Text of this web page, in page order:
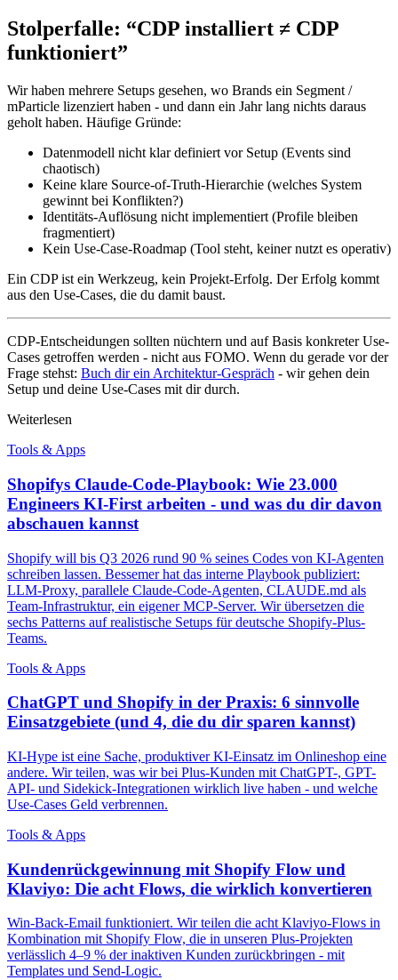
Stolperfalle: “CDP installiert ≠ CDP
funktioniert”
Wir haben mehrere Setups gesehen, wo Brands ein Segment /
mParticle lizenziert haben - und dann ein Jahr lang nichts daraus
geholt haben. Häufige Gründe:
Datenmodell nicht klar definiert vor Setup (Events sind
chaotisch)
Keine klare Source-of-Truth-Hierarchie (welches System
gewinnt bei Konflikten?)
Identitäts-Auflösung nicht implementiert (Profile bleiben
fragmentiert)
Kein Use-Case-Roadmap (Tool steht, keiner nutzt es operativ)
Ein CDP ist ein Werkzeug, kein Projekt-Erfolg. Der Erfolg kommt
aus den Use-Cases, die du damit baust.
CDP-Entscheidungen sollten nüchtern und auf Basis konkreter Use-
Cases getroffen werden - nicht aus FOMO. Wenn du gerade vor der
Frage stehst: Buch dir ein Architektur-Gespräch - wir gehen dein
Setup und deine Use-Cases mit dir durch.
Weiterlesen
Tools & Apps
Shopifys Claude-Code-Playbook: Wie 23.000
Engineers KI-First arbeiten - und was du dir davon
abschauen kannst
Shopify will bis Q3 2026 rund 90 % seines Codes von KI-Agenten
schreiben lassen. Bessemer hat das interne Playbook publiziert:
LLM-Proxy, parallele Claude-Code-Agenten, CLAUDE.md als
Team-Infrastruktur, ein eigener MCP-Server. Wir übersetzen die
sechs Patterns auf realistische Setups für deutsche Shopify-Plus-
Teams.
Tools & Apps
ChatGPT und Shopify in der Praxis: 6 sinnvolle
Einsatzgebiete (und 4, die du dir sparen kannst)
KI-Hype ist eine Sache, produktiver KI-Einsatz im Onlineshop eine
andere. Wir teilen, was wir bei Plus-Kunden mit ChatGPT-, GPT-
API- und Sidekick-Integrationen wirklich live haben - und welche
Use-Cases Geld verbrennen.
Tools & Apps
Kundenrückgewinnung mit Shopify Flow und
Klaviyo: Die acht Flows, die wirklich konvertieren
Win-Back-Email funktioniert. Wir teilen die acht Klaviyo-Flows in
Kombination mit Shopify Flow, die in unseren Plus-Projekten
verlässlich 4–9 % der inaktiven Kunden zurückbringen - mit
Templates und Send-Logic.